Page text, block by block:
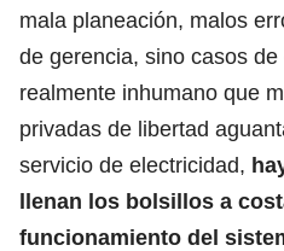
mala planeación, malos
de gerencia, sino casos
realmente inhumano que
privadas de libertad
servicio de electricidad,
llenan los bolsillos a
funcionamiento del